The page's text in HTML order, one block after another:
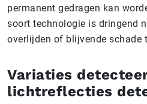
permanent gedragen kan
soort technologie is dringend
overlijden of blijvende schade
Variaties
lichtreflecties